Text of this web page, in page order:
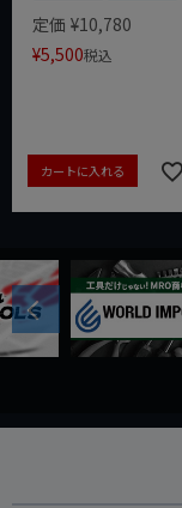
定価 ¥10,780
¥5,500税込
カートに入れる
Previous